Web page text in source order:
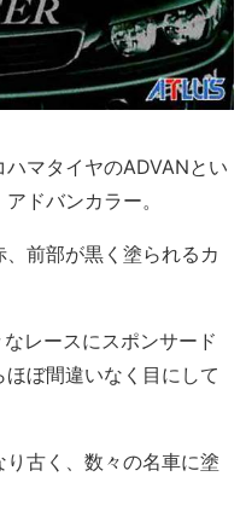
マタイヤのADVANとい
ドバンカラー。
前部が黒く塗られるカ
レースにスポンサード
ぼ間違いなく目にして
古く、数々の名車に塗